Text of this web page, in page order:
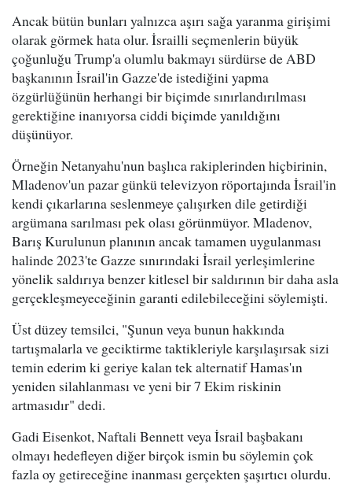
Ancak bütün bunları yalnızca aşırı sağa yaranma girişimi
olarak görmek hata olur. İsrailli seçmenlerin büyük
çoğunluğu Trump'a olumlu bakmayı sürdürse de ABD
başkanının İsrail'in Gazze'de istediğini yapma
özgürlüğünün herhangi bir biçimde sınırlandırılması
gerektiğine inanıyorsa ciddi biçimde yanıldığını
düşünüyor.
Örneğin Netanyahu'nun başlıca rakiplerinden hiçbirinin,
Mladenov'un pazar günkü televizyon röportajında İsrail'in
kendi çıkarlarına seslenmeye çalışırken dile getirdiği
argümana sarılması pek olası görünmüyor. Mladenov,
Barış Kurulunun planının ancak tamamen uygulanması
halinde 2023'te Gazze sınırındaki İsrail yerleşimlerine
yönelik saldırıya benzer kitlesel bir saldırının bir daha asla
gerçekleşmeyeceğinin garanti edilebileceğini söylemişti.
Üst düzey temsilci, "Şunun veya bunun hakkında
tartışmalarla ve geciktirme taktikleriyle karşılaşırsak sizi
temin ederim ki geriye kalan tek alternatif Hamas'ın
yeniden silahlanması ve yeni bir 7 Ekim riskinin
artmasıdır" dedi.
Gadi Eisenkot, Naftali Bennett veya İsrail başbakanı
olmayı hedefleyen diğer birçok ismin bu söylemin çok
fazla oy getireceğine inanması gerçekten şaşırtıcı olurdu.